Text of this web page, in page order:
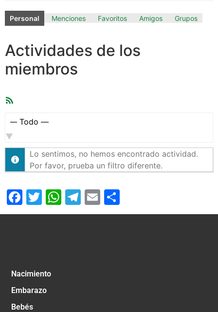
Personal Menciones Favoritos Amigos Grupos
Actividades de los
miembros
Mostrar:
Lo sentimos, no hemos encontrado actividad.
Por favor, prueba un filtro diferente.
Facebook
Twitter
WhatsApp
Telegram
Email
Nacimiento
Embarazo
Bebés